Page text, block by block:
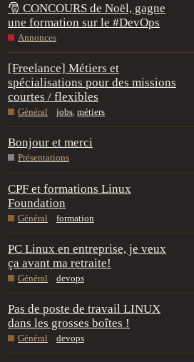
🎅 CONCOURS de Noël, gagne
une formation sur le #DevOps
Annonces
[Freelance] Métiers et
spécialisations pour des missions
courtes / flexibles
Général jobs, métiers
Bonjour et merci
Présentations
CPF et formations Linux
Foundation
Général formation
PC Linux en entreprise, je veux
ça avant ma retraite!
Général devops
Pas de poste de travail LINUX
dans les grosses boîtes !
Général devops